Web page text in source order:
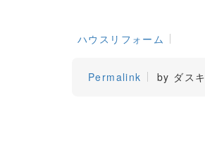
ハウスリフォーム
Permalink by ダス